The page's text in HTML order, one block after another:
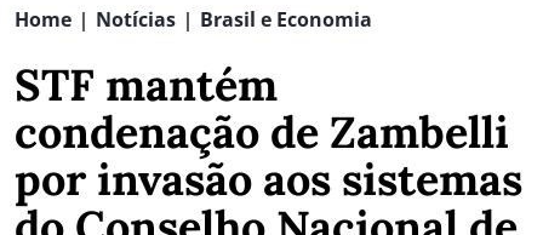
Home | Notícias | Brasil e Economia
STF mantém
condenação de Zambelli
por invasão aos sistemas